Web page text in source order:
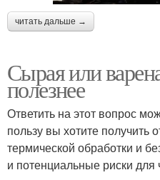
читать дальше →
Сырая или
полезнее
Ответить на этот вопрос
пользу вы хотите получить
термической обработки и
и потенциальные риски для